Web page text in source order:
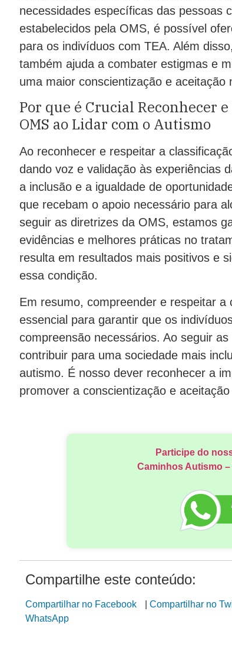
necessidades específicas das pessoas
estabelecidos pela OMS, é possível
para os indivíduos com TEA. Além
também ajuda a combater estigmas e
uma maior conscientização e aceitação
Por que é Crucial Reconhecer
OMS ao Lidar com o Autismo
Ao reconhecer e respeitar a
dando voz e validação às experiências
a inclusão e a igualdade de
que recebam o apoio necessário para
seguir as diretrizes da OMS, estamos
evidências e melhores práticas no
resulta em resultados mais positivos e
essa condição.
Em resumo, compreender e respeitar
essencial para garantir que os
compreensão necessários. Ao seguir
contribuir para uma sociedade mais
autismo. É nosso dever reconhecer a
promover a conscientização e
Participe do
Caminhos Autismo
Compartilhe este conteúdo:
Compartilhar no Facebook Compartilhar no
WhatsApp